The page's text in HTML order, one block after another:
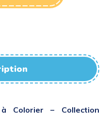
Colorier – Collection